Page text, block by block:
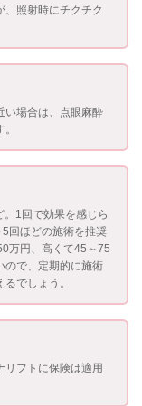
、照射時にチクチク
い場合は、点眼麻酔
1回で効果を感じら
回ほどの施術を推奨
万円、高くて45～75
ので、定期的に施術
でしょう。
リフトに保険は適用